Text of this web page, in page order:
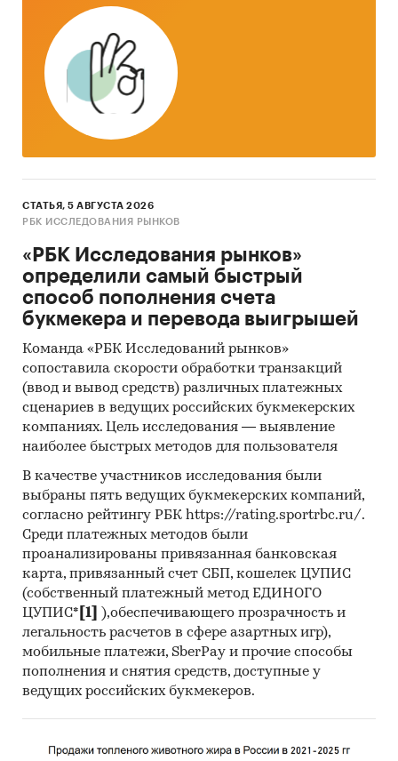
по весу:
400-700 грамм; 800 и более грамм,
весовой
по соответствию нормам «халяль»:
по типам упаковки:
по видам упаковки:
мяса в розничных сетях:
Лента
Магнит
Пятерочка
РЕЙТИНГИ
Рейтинги предприятий отрасли по выручке
от продаж:
Белгранкорм, Брянский бройлер, Куриное
царство, Птицефабрика Акашевская,
Птицефабрика Северная, Птицефабрика
Чамзинская, Приосколье, Ставропольский
бройлер, Токаревская птицефабрика, Фирма
Агрокомплекс им. Н. И. Ткачева и др.
Рейтинги предприятий, экспортирующих
продукцию из России:
царство, МК Астра, Птицефабрика Акашевская,
СТАТЬЯ, 5 АВГУСТА 2026
РБК ИССЛЕДОВАНИЯ РЫНКОВ
«РБК Исследования рынков»
определили самый быстрый
способ пополнения счета
букмекера и перевода выигрышей
Команда «РБК Исследований рынков»
сопоставила скорости обработки транзакций
(ввод и вывод средств) различных платежных
сценариев в ведущих российских букмекерских
компаниях. Цель исследования — выявление
наиболее быстрых методов для пользователя
В качестве участников исследования были
выбраны пять ведущих букмекерских компаний,
согласно рейтингу РБК https://rating.sportrbc.ru/.
Среди платежных методов были
проанализированы привязанная банковская
карта, привязанный счет СБП, кошелек ЦУПИС
(собственный платежный метод ЕДИНОГО
ЦУПИС* [1]
),обеспечивающего прозрачность и
легальность расчетов в сфере азартных игр),
мобильные платежи, SberPay и прочие способы
пополнения и снятия средств, доступные у
ведущих российских букмекеров.